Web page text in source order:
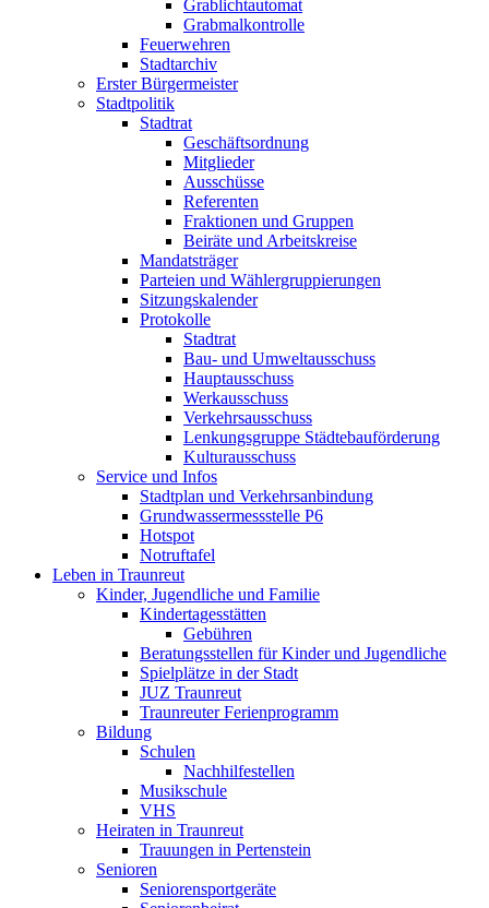
Grablichtautomat
Grabmalkontrolle
Feuerwehren
Stadtarchiv
Erster Bürgermeister
Stadtpolitik
Stadtrat
Geschäftsordnung
Mitglieder
Ausschüsse
Referenten
Fraktionen und Gruppen
Beiräte und Arbeitskreise
Mandatsträger
Parteien und Wählergruppierungen
Sitzungskalender
Protokolle
Stadtrat
Bau- und Umweltausschuss
Hauptausschuss
Werkausschuss
Verkehrsausschuss
Lenkungsgruppe Städtebauförderung
Kulturausschuss
Service und Infos
Stadtplan und Verkehrsanbindung
Grundwassermessstelle P6
Hotspot
Notruftafel
Leben in Traunreut
Kinder, Jugendliche und Familie
Kindertagesstätten
Gebühren
Beratungsstellen für Kinder und Jugendliche
Spielplätze in der Stadt
JUZ Traunreut
Traunreuter Ferienprogramm
Bildung
Schulen
Nachhilfestellen
Musikschule
VHS
Heiraten in Traunreut
Trauungen in Pertenstein
Senioren
Seniorensportgeräte